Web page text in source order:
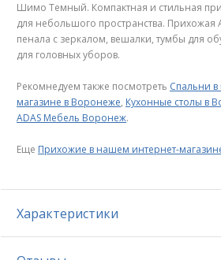
Шимо Темный. Компактная и стильная
для небольшого пространства. Прихожая
пенала с зеркалом, вешалки, тумбы для
для головных уборов.
Рекомнедуем также посмотреть Спальни
магазине в Воронеже, Кухонные столы в
ADAS Мебель Воронеж.
Еще Прихожие в нашем интернет-
Характеристики